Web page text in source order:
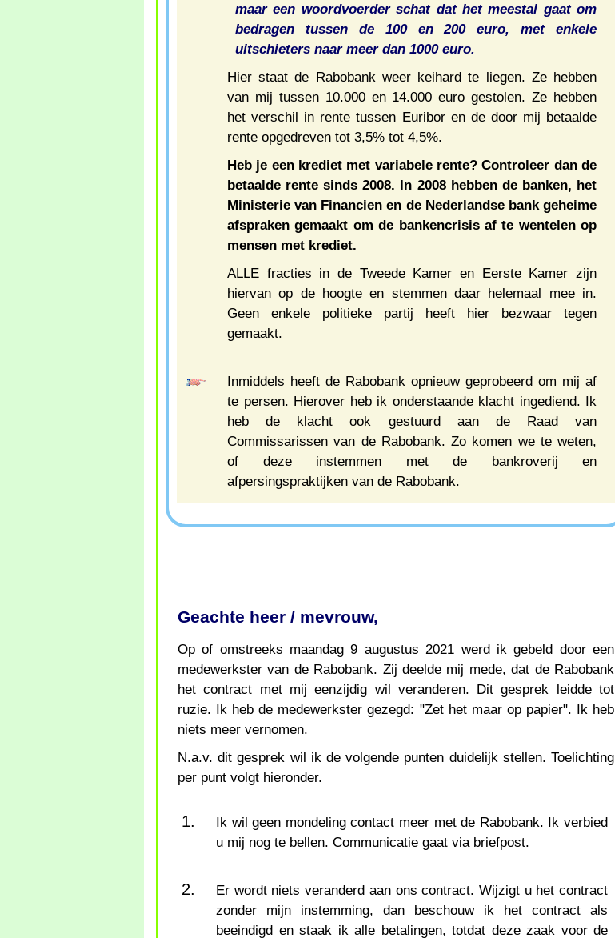
maar een woordvoerder schat dat het meestal gaat om
bedragen tussen de 100 en 200 euro, met enkele
uitschieters naar meer dan 1000 euro.
Hier staat de Rabobank weer keihard te liegen. Ze hebben
van mij tussen 10.000 en 14.000 euro gestolen. Ze hebben
het verschil in rente tussen Euribor en de door mij betaalde
rente opgedreven tot 3,5% tot 4,5%.
Heb je een krediet met variabele rente? Controleer dan de
betaalde rente sinds 2008. In 2008 hebben de banken, het
Ministerie van Financien en de Nederlandse bank geheime
afspraken gemaakt om de bankencrisis af te wentelen op
mensen met krediet.
ALLE fracties in de Tweede Kamer en Eerste Kamer zijn
hiervan op de hoogte en stemmen daar helemaal mee in.
Geen enkele politieke partij heeft hier bezwaar tegen
gemaakt.
Inmiddels heeft de Rabobank opnieuw geprobeerd om mij af
te persen. Hierover heb ik onderstaande klacht ingediend. Ik
heb de klacht ook gestuurd aan de Raad van
Commissarissen van de Rabobank. Zo komen we te weten,
of deze instemmen met de bankroverij en
afpersingspraktijken van de Rabobank.
Geachte heer / mevrouw,
Op of omstreeks maandag 9 augustus 2021 werd ik gebeld door een
medewerkster van de Rabobank. Zij deelde mij mede, dat de Rabobank
het contract met mij eenzijdig wil veranderen. Dit gesprek leidde tot
ruzie. Ik heb de medewerkster gezegd: "Zet het maar op papier". Ik heb
niets meer vernomen.
N.a.v. dit gesprek wil ik de volgende punten duidelijk stellen. Toelichting
per punt volgt hieronder.
Ik wil geen mondeling contact meer met de Rabobank. Ik verbied
u mij nog te bellen. Communicatie gaat via briefpost.
Er wordt niets veranderd aan ons contract. Wijzigt u het contract
zonder mijn instemming, dan beschouw ik het contract als
beeindigd en staak ik alle betalingen, totdat deze zaak voor de